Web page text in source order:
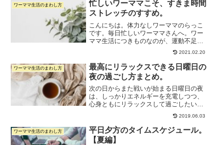
ワーママ生活のまわし方
忙しいワーママこそ、すきま時間
ストレッチのすすめ。
こんにちは。体力なしワーママのらっこ
です。毎日忙しいワーママさんへ。ワー
ママ生活につきものなのが、運動不足じ
ゃないですか？運動なんてする暇あった
ら寝ていたいくらい疲れ果てているし、
そもそも時間がない。 よく週2で運動し
ろとか聞きますが、週2...
2021.02.20
ワーママ生活のまわし方
最高にリラックスできる日曜日の
夜の過ごし方まとめ。
次の日からまた戦いが始まる日曜日の夜
は、しっかりエネルギーを充電しつつ、
心身ともにリラックスして過ごしたいも
のです。5年間のワンオペワーママ生活を
過ごしてきた中で、心身ともにすっきり
してリラックス効果の高かった日曜日の
夜の過ごし方５つをまと...
2019.06.03
ワーママ生活のまわし方
平日夕方のタイムスケジュール。
【夏編】